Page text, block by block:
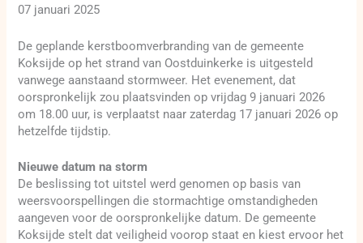
07 januari 2025
De geplande kerstboomverbranding van de gemeente
Koksijde op het strand van Oostduinkerke is uitgesteld
vanwege aanstaand stormweer. Het evenement, dat
oorspronkelijk zou plaatsvinden op vrijdag 9 januari 2026
om 18.00 uur, is verplaatst naar zaterdag 17 januari 2026 op
hetzelfde tijdstip.
Nieuwe datum na storm
De beslissing tot uitstel werd genomen op basis van
weersvoorspellingen die stormachtige omstandigheden
aangeven voor de oorspronkelijke datum. De gemeente
Koksijde stelt dat veiligheid voorop staat en kiest ervoor het